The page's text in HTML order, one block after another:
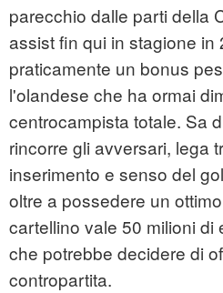
parecchio dalle parti della
assist fin qui in stagione in
praticamente un bonus
l'olandese che ha ormai
centrocampista totale. Sa
rincorre gli avversari, lega
inserimento e senso del
oltre a possedere un
cartellino vale 50 milioni di
che potrebbe decidere di
contropartita.